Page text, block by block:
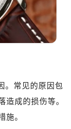
。常见的原因包
造成的损伤等。
施。